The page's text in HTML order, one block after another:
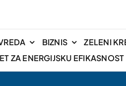
BIZNIS ZELENI
ZA ENERGIJSKU EFIKASNOST